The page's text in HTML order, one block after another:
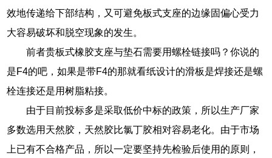
效地传递给下部结构，又可避免板式支座的边缘固偏心受力
大容易破坏和脱空现象的发生。
前者贵板式橡胶支座与垫石需要用螺栓链接吗？你说的
是F4的吧，如果是带F4的那就看纸设计的滑板是焊接还是螺
栓连接还是用树脂粘接。
由于目前投标多是采取低价中标的政策，所以生产厂家
多数选用天然胶，天然胶比氯丁胶相对容易老化。由于市场
上已有不合格产品，所以一定要坚持先检验后使用的原则，